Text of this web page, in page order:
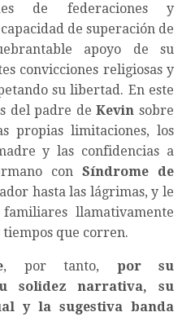
de federaciones y
de superación de
apoyo de su
convicciones religiosas y
su libertad. En este
del padre deKevin sobre
propias limitaciones, los
y las confidencias a
conSíndrome de
hasta las lágrimas, y le
llamativamente
tiempos que corren.
, por tanto, por su
solidez narrativa, su
y la sugestiva banda